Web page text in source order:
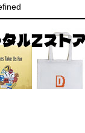
ー 2026年8月1日号
ータルZ) (08.03 17:00)
スの自販機
(読者投